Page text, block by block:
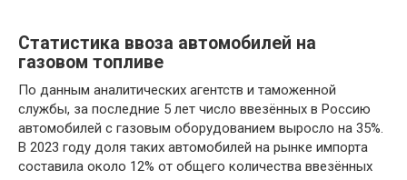
Статистика ввоза автомобилей на
газовом топливе
По данным аналитических агентств и таможенной
службы, за последние 5 лет число ввезённых в Россию
автомобилей с газовым оборудованием выросло на 35%.
В 2023 году доля таких автомобилей на рынке импорта
составила около 12% от общего количества ввезённых